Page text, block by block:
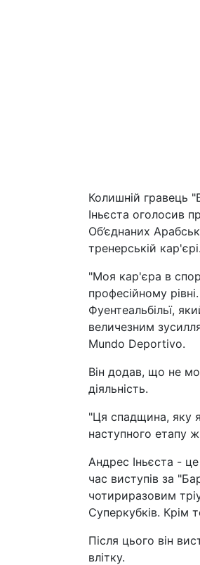
Колишній гравець
Іньєста оголосив
Об’єднаних
тренерській кар'єрі.
"Моя кар'єра в
професійному
Фуентеальбільї,
величезним
Mundo Deportivo.
Він додав, що не
діяльність.
"Ця спадщина, яку
наступного етапу
Андрес Іньєста -
час виступів за
чотириразовим
Суперкубків. Крім
Після цього він
влітку.